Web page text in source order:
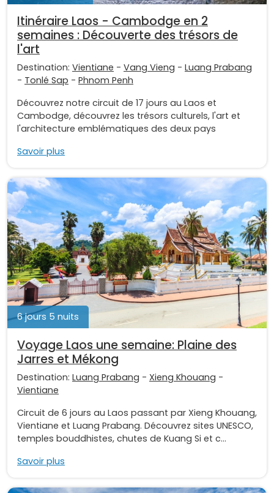
Itinéraire Laos - Cambodge en 2
semaines : Découverte des trésors de
l'art
Destination: Vientiane - Vang Vieng - Luang Prabang
- Tonlé Sap - Phnom Penh
Découvrez notre circuit de 17 jours au Laos et
Cambodge, découvrez les trésors culturels, l'art et
l'architecture emblématiques des deux pays
Savoir plus
6 jours 5 nuits
Voyage Laos une semaine: Plaine des
Jarres et Mékong
Destination: Luang Prabang - Xieng Khouang -
Vientiane
Circuit de 6 jours au Laos passant par Xieng Khouang,
Vientiane et Luang Prabang. Découvrez sites UNESCO,
temples bouddhistes, chutes de Kuang Si et c...
Savoir plus